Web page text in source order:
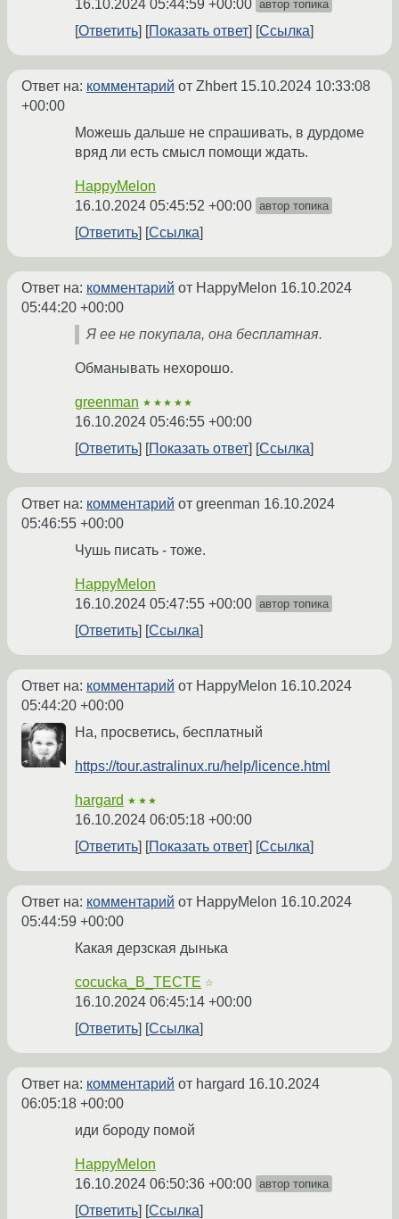
16.10.2024 05:44:59 +00:00 автор топика
Ответить Показать ответ Ссылка
Ответ на: комментарий от Zhbert 15.10.2024 10:33:08
+00:00
Можешь дальше не спрашивать, в дурдоме
вряд ли есть смысл помощи ждать.
HappyMelon
16.10.2024 05:45:52 +00:00 автор топика
Ответить Ссылка
Ответ на: комментарий от HappyMelon 16.10.2024
05:44:20 +00:00
Я ее не покупала, она бесплатная.
Обманывать нехорошо.
greenman ★★★★★
16.10.2024 05:46:55 +00:00
Ответить
Показать ответ Ссылка
Ответ на: комментарий от greenman 16.10.2024
05:46:55 +00:00
Чушь писать - тоже.
HappyMelon
16.10.2024 05:47:55 +00:00 автор топика
Ответить Ссылка
Ответ на: комментарий от HappyMelon 16.10.2024
05:44:20 +00:00
На, просветись, бесплатный
https://tour.astralinux.ru/help/licence.html
hargard ★★★
16.10.2024 06:05:18 +00:00
Ответить
Показать ответ Ссылка
Ответ на: комментарий от HappyMelon 16.10.2024
05:44:59 +00:00
Какая дерзская дынька
cocucka_B_TECTE ☆
16.10.2024 06:45:14 +00:00
Ответить
Ссылка
Ответ на: комментарий от hargard 16.10.2024
06:05:18 +00:00
иди бороду помой
HappyMelon
16.10.2024 06:50:36 +00:00 автор топика
Ответить Ссылка